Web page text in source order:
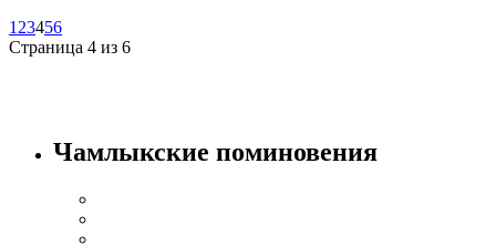
1 23456
Страница 4 из 6
Чамлыкские поминовения